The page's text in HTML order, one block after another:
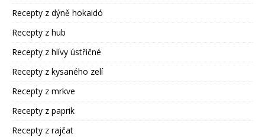
Recepty z dýně hokaidó
Recepty z hub
Recepty z hlívy ústřičné
Recepty z kysaného zelí
Recepty z mrkve
Recepty z paprik
Recepty z rajčat